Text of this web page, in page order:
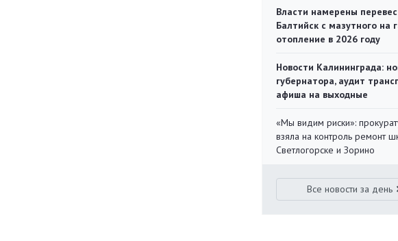
Власти намерены
Балтийск с мазутного на
отопление в 2026 году
Новости Калининграда:
губернатора, аудит
афиша на выходные
«Мы видим риски»:
взяла на контроль ремонт
Светлогорске и Зорино
Все новости за день